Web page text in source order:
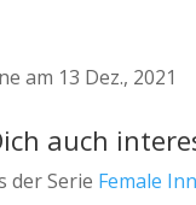
am 13 Dez., 2021
auch
der Serie Female